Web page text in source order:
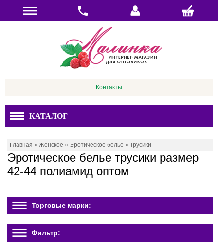
Контакты
КАТАЛОГ
Главная » Женское » Эротическое белье » Трусики
Эротическое белье трусики размер
42-44 полиамид оптом
Торговые марки:
Фильтр: